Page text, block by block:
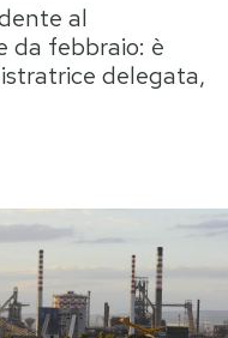
Europa
al
da febbraio: è
delegata,